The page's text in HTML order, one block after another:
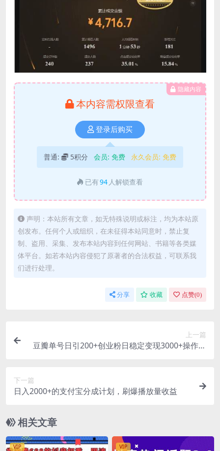
隐藏内容
本内容需权限查看
登录后购买
普通: 5积分 会员: 免费 永久会员: 免费
已有94 人解锁查看
声明：本站所有文章，如无特殊说明或标注，均为本站原
创发布。任何个人或组织，在未征得本站同意时，禁止复
制、盗用、采集、发布本站内容到任何网站、书籍等各类媒
体平台。如若本站内容侵犯了原著者的合法权益，可联系我
们进行处理。
分享 收藏 点赞(0)
上一篇
豆瓣单号日引200+创业粉日稳定变现3000+操作简
下一篇
日入2000+的支付宝分成计划，刷爆播放量收益
相关文章
VIP VIP